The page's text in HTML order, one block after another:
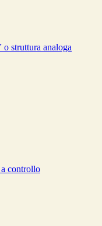
struttura analoga
controllo